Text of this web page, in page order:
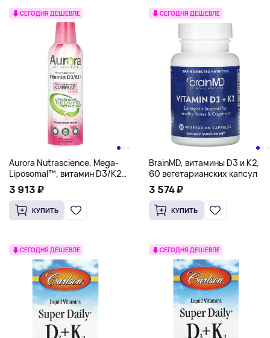
СЕГОДНЯ ДЕШЕВЛЕ
Aurora Nutrascience, Mega-
Liposomal™, витамин D3/K2+
с витамином C, вкус
органических фруктов,
480 мл (16 жидк. унций)
3 913 ₽
КУПИТЬ
СЕГОДНЯ ДЕШЕВЛЕ
BrainMD, витамины D3 и К2,
60 вегетарианских капсул
3 574 ₽
КУПИТЬ
СЕГОДНЯ ДЕШЕВЛЕ СЕГОДНЯ ДЕШЕВЛЕ